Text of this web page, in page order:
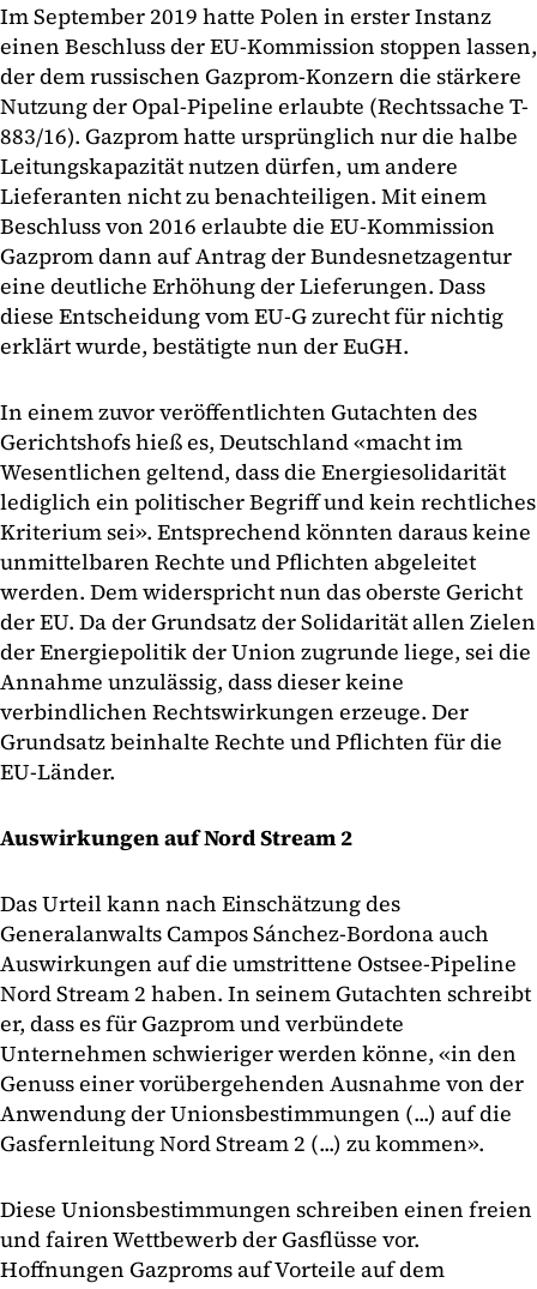
Im September 2019 hatte Polen in erster Instanz
einen Beschluss der EU-Kommission stoppen lassen,
der dem russischen Gazprom-Konzern die stärkere
Nutzung der Opal-Pipeline erlaubte (Rechtssache T-
883/16). Gazprom hatte ursprünglich nur die halbe
Leitungskapazität nutzen dürfen, um andere
Lieferanten nicht zu benachteiligen. Mit einem
Beschluss von 2016 erlaubte die EU-Kommission
Gazprom dann auf Antrag der Bundesnetzagentur
eine deutliche Erhöhung der Lieferungen. Dass
diese Entscheidung vom EU-G zurecht für nichtig
erklärt wurde, bestätigte nun der EuGH.
In einem zuvor veröffentlichten Gutachten des
Gerichtshofs hieß es, Deutschland «macht im
Wesentlichen geltend, dass die Energiesolidarität
lediglich ein politischer Begriff und kein rechtliches
Kriterium sei». Entsprechend könnten daraus keine
unmittelbaren Rechte und Pflichten abgeleitet
werden. Dem widerspricht nun das oberste Gericht
der EU. Da der Grundsatz der Solidarität allen Zielen
der Energiepolitik der Union zugrunde liege, sei die
Annahme unzulässig, dass dieser keine
verbindlichen Rechtswirkungen erzeuge. Der
Grundsatz beinhalte Rechte und Pflichten für die
EU-Länder.
Auswirkungen auf Nord Stream 2
Das Urteil kann nach Einschätzung des
Generalanwalts Campos Sánchez-Bordona auch
Auswirkungen auf die umstrittene Ostsee-Pipeline
Nord Stream 2 haben. In seinem Gutachten schreibt
er, dass es für Gazprom und verbündete
Unternehmen schwieriger werden könne, «in den
Genuss einer vorübergehenden Ausnahme von der
Anwendung der Unionsbestimmungen (...) auf die
Gasfernleitung Nord Stream 2 (...) zu kommen».
Diese Unionsbestimmungen schreiben einen freien
und fairen Wettbewerb der Gasflüsse vor.
Hoffnungen Gazproms auf Vorteile auf dem